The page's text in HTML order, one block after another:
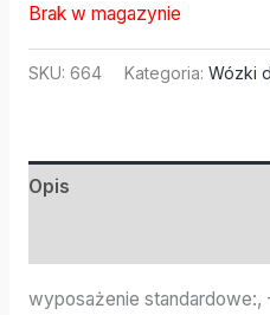
Brak w magazynie
SKU: 664 Kategoria: Wózki
Opis
wyposażenie standardowe:,